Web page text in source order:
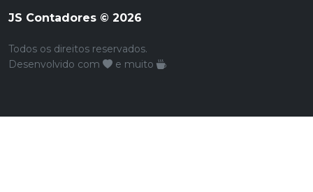
JS Contadores © 2026
Todos os direitos reservados.
Desenvolvido com
e muito